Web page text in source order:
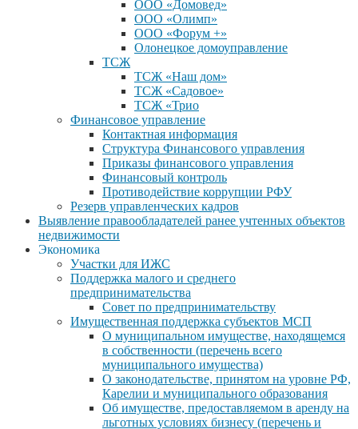
ООО «Домовед»
ООО «Олимп»
ООО «Форум +»
Олонецкое домоуправление
ТСЖ
ТСЖ «Наш дом»
ТСЖ «Садовое»
ТСЖ «Трио
Финансовое управление
Контактная информация
Структура Финансового управления
Приказы финансового управления
Финансовый контроль
Противодействие коррупции РФУ
Резерв управленческих кадров
Выявление правообладателей ранее учтенных объектов
недвижимости
Экономика
Участки для ИЖС
Поддержка малого и среднего
предпринимательства
Совет по предпринимательству
Имущественная поддержка субъектов МСП
О муниципальном имуществе, находящемся
в собственности (перечень всего
муниципального имущества)
О законодательстве, принятом на уровне РФ,
Карелии и муниципального образования
Об имуществе, предоставляемом в аренду на
льготных условиях бизнесу (перечень и